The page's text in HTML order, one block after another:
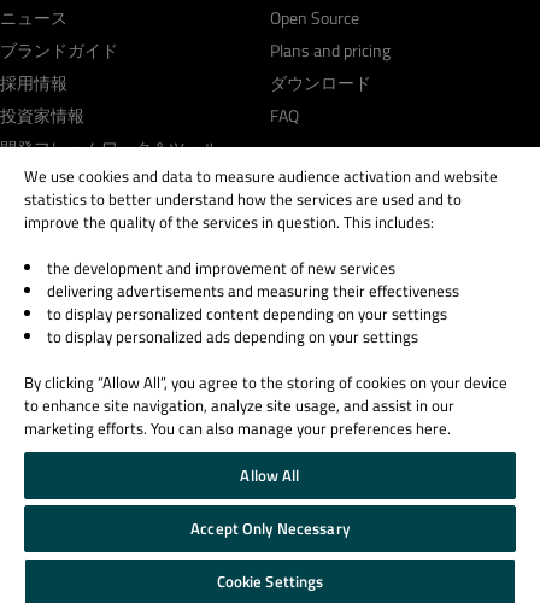
ニュース
ブランドガイド
採用情報
投資家情報
開発フレームワーク＆ツール
Open Source
Plans and pricing
ダウンロード
FAQ
学習リソース
教育機関向け
Qt ドキュメンテーション
Qt Forum
サポート＆サービス
パートナー
Legal Notice
Terms & Conditions
We use cookies and data to measure audience activation and website
statistics to better understand how the services are used and to
improve the quality of the services in question. This includes:
the development and improvement of new services
delivering advertisements and measuring their effectiveness
to display personalized content depending on your settings
to display personalized ads depending on your settings
By clicking “Allow All”, you agree to the storing of cookies on your device
to enhance site navigation, analyze site usage, and assist in our
marketing efforts. You can also manage your preferences here.
Allow All
Accept Only Necessary
Cookie Settings